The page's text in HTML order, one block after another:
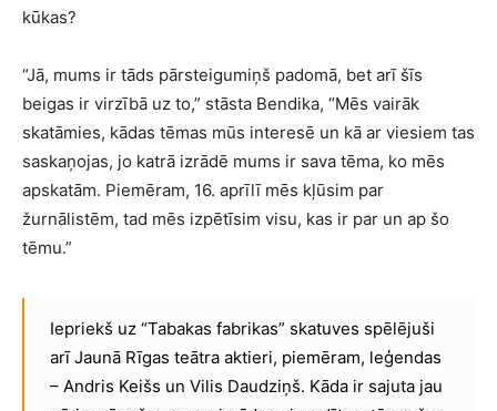
kūkas?
“Jā, mums ir tāds pārsteigumiņš padomā, bet arī šīs
beigas ir virzībā uz to,” stāsta Bendika, “Mēs vairāk
skatāmies, kādas tēmas mūs interesē un kā ar viesiem tas
saskaņojas, jo katrā izrādē mums ir sava tēma, ko mēs
apskatām. Piemēram, 16. aprīlī mēs kļūsim par
žurnālistēm, tad mēs izpētīsim visu, kas ir par un ap šo
tēmu.”
Iepriekš uz “Tabakas fabrikas” skatuves spēlējuši
arī Jaunā Rīgas teātra aktieri, piemēram, leģendas
– Andris Keišs un Vilis Daudziņš. Kāda ir sajuta jau